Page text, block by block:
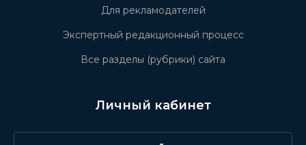
Для рекламодателей
Экспертный редакционный процесс
Все разделы (рубрики) сайта
Личный кабинет